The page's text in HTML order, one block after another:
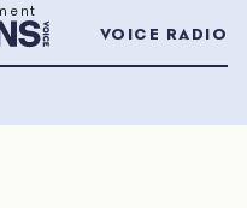
VOICE RADIO